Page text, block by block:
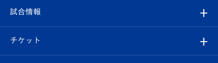
試合情報
クラブ概要
エンブレム紹介
観戦ルール
はじめての観戦ガイド
試合情報
試合日程/結果
チケット